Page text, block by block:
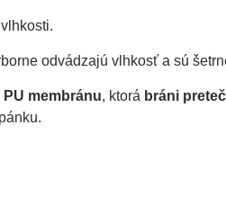
odvádzajú vlhkosť a sú
membránu, ktorá bráni